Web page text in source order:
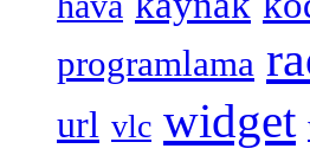
programlama
url vlc widget